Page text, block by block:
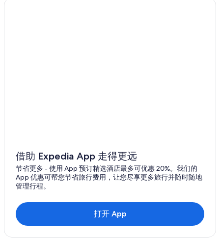
借助 Expedia App 走得更远
节省更多 - 使用 App 预订精选酒店最多可优惠 20%。我们的
App 优惠可帮您节省旅行费用，让您尽享更多旅行并随时随地
管理行程。
打开 App